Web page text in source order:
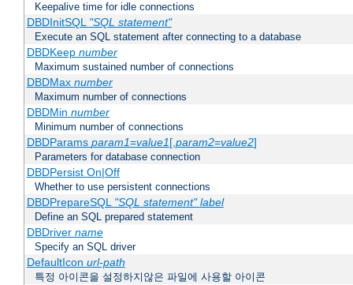
Keepalive time for idle connections
DBDInitSQL "SQL statement"
Execute an SQL statement after connecting to a database
DBDKeep number
Maximum sustained number of connections
DBDMax number
Maximum number of connections
DBDMin number
Minimum number of connections
DBDParams param1=value1[,param2=value2]
Parameters for database connection
DBDPersist On|Off
Whether to use persistent connections
DBDPrepareSQL "SQL statement" label
Define an SQL prepared statement
DBDriver name
Specify an SQL driver
DefaultIcon url-path
특정 아이콘을 설정하지않은 파일에 사용할 아이콘